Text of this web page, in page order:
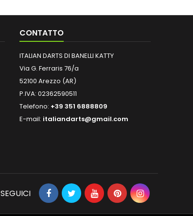
CONTATTO
ITALIAN DARTS DI BANELLI KATTY
Via G. Ferraris 76/a
52100 Arezzo (AR)
P.IVA: 02362590511
Telefono: +39 351 6888809
E-mail: italiandarts@gmail.com
SEGUICI